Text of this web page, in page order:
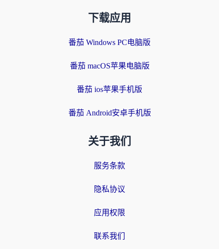
下载应用
番茄 Windows PC电脑版
番茄 macOS苹果电脑版
番茄 ios苹果手机版
番茄 Android安卓手机版
关于我们
服务条款
隐私协议
应用权限
联系我们